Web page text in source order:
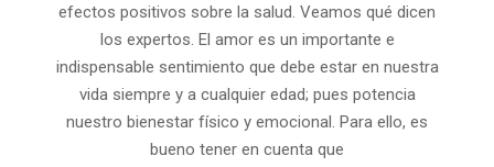
efectos positivos sobre la salud. Veamos qué dicen
los expertos. El amor es un importante e
indispensable sentimiento que debe estar en nuestra
vida siempre y a cualquier edad; pues potencia
nuestro bienestar físico y emocional. Para ello, es
bueno tener en cuenta que